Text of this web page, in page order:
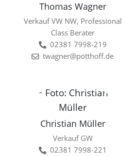
Thomas Wagner
Verkauf VW NW, Professional
Class Berater
02381 7998-219
twagner@potthoff.de
Christian Müller
Verkauf GW
02381 7998-221